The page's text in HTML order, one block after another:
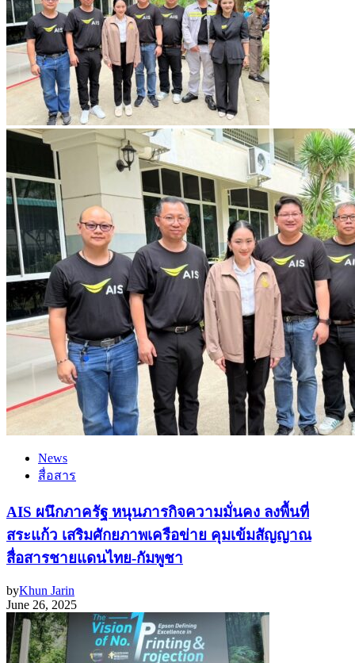
News
สื่อสาร
AIS ผนึกภาครัฐ หนุนภารกิจความมั่นคง ลงพื้นที่
สระแก้ว เสริมศักยภาพเครือข่าย คุมเข้มสัญญาณ
สื่อสารชายแดนไทย-กัมพูชา
byKhun Jarin
June 26, 2025